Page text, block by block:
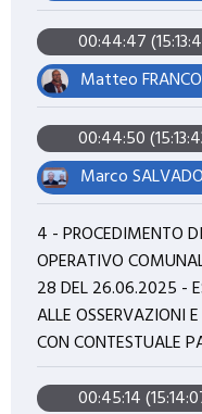
00:44:47
Matteo
00:44:50
Marco
4 - PROCEDIMENTO
OPERATIVO
28 DEL 26.06.2025 -
ALLE OSSERVAZIONI
CON CONTESTUALE
00:45:14